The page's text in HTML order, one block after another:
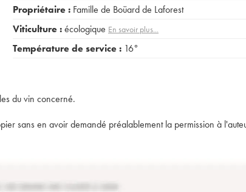
Propriétaire : Famille de Boüard de Laforest
Viticulture :écologique En savoir plus...
Température de service : 16°
du vin concerné.
sans en avoir demandé préalablement la permission à